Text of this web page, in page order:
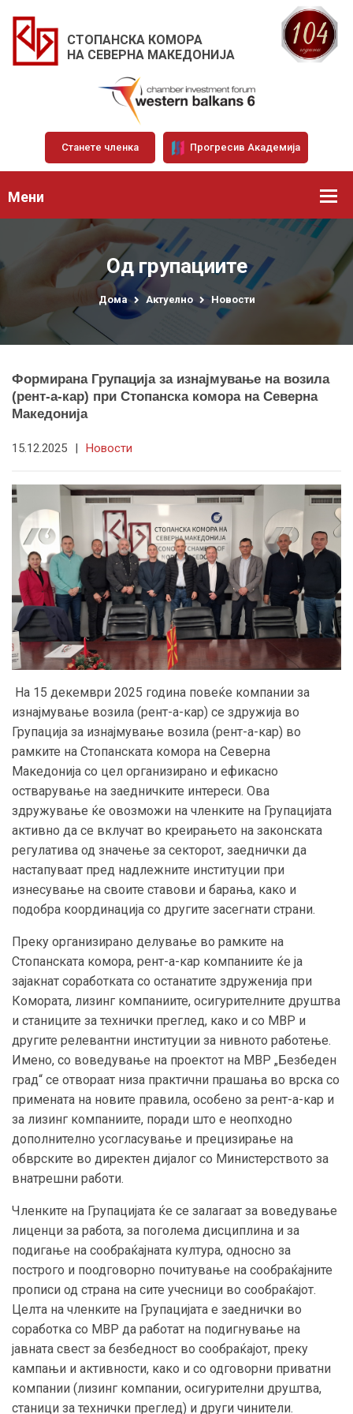
СТОПАНСКА КОМОРА
НА СЕВЕРНА МАКЕДОНИЈА
Станете членка Прогресив Академија
Мени
Од групациите
Дома Актуелно Новости
Формирана Групација за изнајмување на возила
(рент-а-кар) при Стопанска комора на Северна
Македонија
15.12.2025 | Новости
На 15 декември 2025 година повеќе компании за
изнајмување возила (рент-а-кар) се здружија во
Групација за изнајмување возила (рент-а-кар) во
рамките на Стопанската комора на Северна
Македонија со цел организирано и ефикасно
остварување на заедничките интереси. Ова
здружување ќе овозможи на членките на Групацијата
активно да се вклучат во креирањето на законската
регулатива од значење за секторот, заеднички да
настапуваат пред надлежните институции при
изнесување на своите ставови и барања, како и
подобра координација со другите засегнати страни.
Преку организирано делување во рамките на
Стопанската комора, рент-а-кар компаниите ќе ја
зајакнат соработката со останатите здруженија при
Комората, лизинг компаниите, осигурителните друштва
и станиците за технички преглед, како и со МВР и
другите релевантни институции за нивното работење.
Имено, со воведување на проектот на МВР „Безбеден
град“ се отвораат низа практични прашања во врска со
примената на новите правила, особено за рент-а-кар и
за лизинг компаниите, поради што е неопходно
дополнително усогласување и прецизирање на
обврските во директен дијалог со Министерството за
внатрешни работи.
Членките на Групацијата ќе се залагаат за воведување
лиценци за работа, за поголема дисциплина и за
подигање на сообраќајната култура, односно за
построго и поодговорно почитување на сообраќајните
прописи од страна на сите учесници во сообраќајот.
Целта на членките на Групацијата е заеднички во
соработка со МВР да работат на подигнување на
јавната свест за безбедност во сообраќајот, преку
кампањи и активности, како и со одговорни приватни
компании (лизинг компании, осигурителни друштва,
станици за технички преглед) и други чинители.